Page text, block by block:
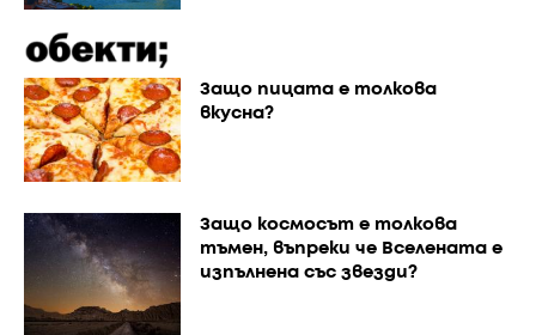
Защо пицата е толкова
вкусна?
Защо космосът е толкова
тъмен, въпреки че Вселената е
изпълнена със звезди?